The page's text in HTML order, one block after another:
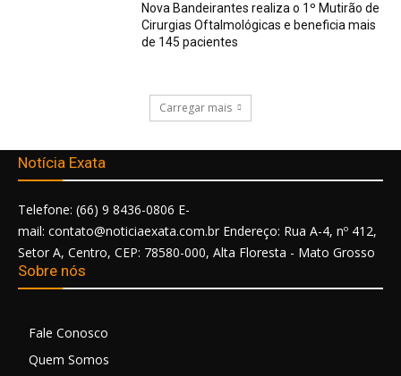
Nova Bandeirantes realiza o 1º Mutirão de
Cirurgias Oftalmológicas e beneficia mais
de 145 pacientes
Carregar mais
Notícia Exata
Telefone: (66) 9 8436-0806 E-
mail: contato@noticiaexata.com.br Endereço: Rua A-4, nº 412,
Setor A, Centro, CEP: 78580-000, Alta Floresta - Mato Grosso
Sobre nós
Fale Conosco
Quem Somos